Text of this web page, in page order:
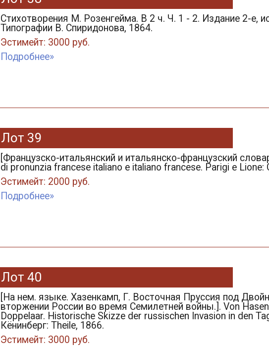
Стихотворения М. Розенгейма. В 2 ч. Ч. 1 - 2. Издание 2-е,
Типографии В. Спиридонова, 1864.
Эстимейт: 3000 руб.
Подробнее»
Лот 39
[Французско-итальянский и итальянско-французский
di pronunzia francese italiano e italiano francese. Parigi e Lione:
Эстимейт: 2000 руб.
Подробнее»
Лот 40
[На нем. языке. Хазенкамп, Г. Восточная Пруссия под
вторжении России во время Семилетней войны.]. Von
Doppelaar. Historische Skizze der russischen Invasion in den
Кёнинберг: Theile, 1866.
Эстимейт: 3000 руб.